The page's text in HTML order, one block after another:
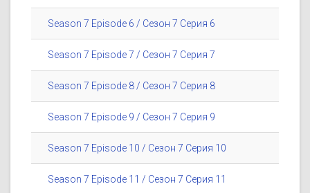
Season 7 Episode 6 / Сезон 7 Серия 6
Season 7 Episode 7 / Сезон 7 Серия 7
Season 7 Episode 8 / Сезон 7 Серия 8
Season 7 Episode 9 / Сезон 7 Серия 9
Season 7 Episode 10 / Сезон 7 Серия 10
Season 7 Episode 11 / Сезон 7 Серия 11